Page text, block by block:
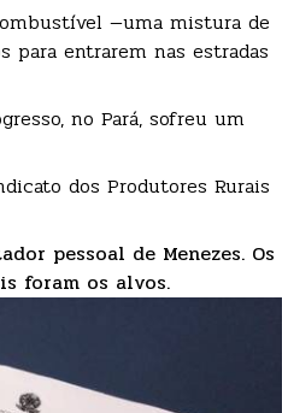
—uma mistura de
para entrarem nas estradas
no Pará, sofreu um
dos Produtores Rurais
pessoal de Menezes. Os
foram os alvos.